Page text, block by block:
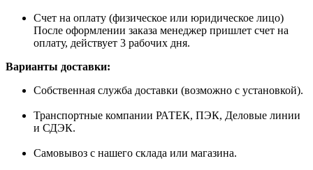
Счет на оплату (физическое или юридическое лицо)
После оформлении заказа менеджер пришлет счет на
оплату, действует 3 рабочих дня.
Варианты доставки:
Собственная служба доставки (возможно с установкой).
Транспортные компании РАТЕК, ПЭК, Деловые линии
и СДЭК.
Самовывоз с нашего склада или магазина.